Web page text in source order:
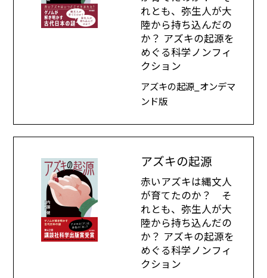
れとも、弥生人が大
陸から持ち込んだの
か？ アズキの起源を
めぐる科学ノンフィ
クション
アズキの起源_オンデマ
ンド版
アズキの起源
赤いアズキは縄文人
が育てたのか？ そ
れとも、弥生人が大
陸から持ち込んだの
か？ アズキの起源を
めぐる科学ノンフィ
クション